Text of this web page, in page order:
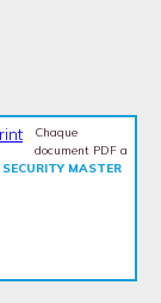
Chaque
document PDF a
SECURITY MASTER